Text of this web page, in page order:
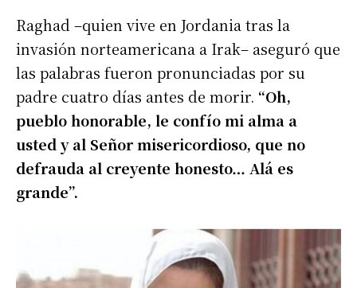
Raghad –quien vive en Jordania tras la
invasión norteamericana a Irak– aseguró que
las palabras fueron pronunciadas por su
padre cuatro días antes de morir. “Oh,
pueblo honorable, le confío mi alma a
usted y al Señor misericordioso, que no
defrauda al creyente honesto… Alá es
grande”.